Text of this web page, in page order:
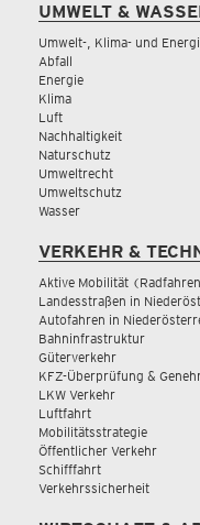
UMWELT &
Umwelt-, Klima- und
Abfall
Energie
Klima
Luft
Nachhaltigkeit
Naturschutz
Umweltrecht
Umweltschutz
Wasser
VERKEHR &
Aktive Mobilität
Landesstraßen in
Autofahren in
Bahninfrastruktur
Güterverkehr
KFZ-Überprüfung &
LKW Verkehr
Luftfahrt
Mobilitätsstrategie
Öffentlicher Verkehr
Schifffahrt
Verkehrssicherheit